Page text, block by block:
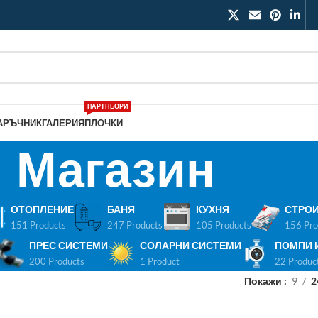
ГАЛЕРИЯПЛОЧКИ
ПАРТНЬОРИ
Магазин
ОТОПЛЕНИЕ
151 Products
БАНЯ
247 Products
КУХНЯ
105 Products 156
ПРЕС СИСТЕМИ
200 Products
СОЛАРНИ СИСТЕМИ
1 Product
ПОМПИ
22
Покажи 9